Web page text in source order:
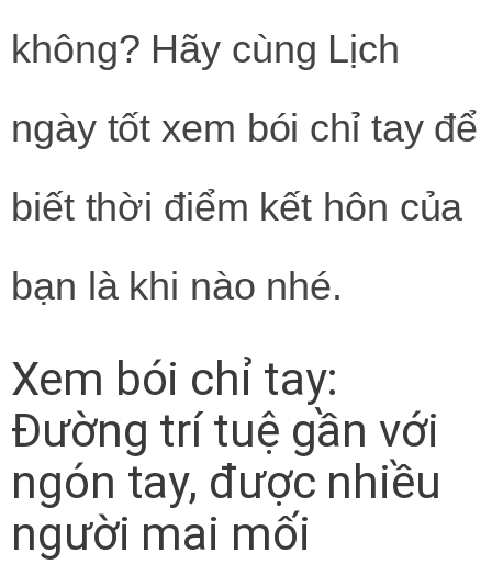
không? Hãy cùng Lịch
ngày tốt xem bói chỉ tay để
biết thời điểm kết hôn của
bạn là khi nào nhé.
Xem bói chỉ tay:
Đường trí tuệ gần với
ngón tay, được nhiều
người mai mối